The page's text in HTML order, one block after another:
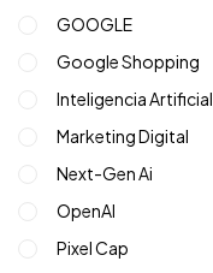
GOOGLE
Google Shopping
Inteligencia Artificial
Marketing Digital
Next-Gen Ai
OpenAI
Pixel Cap